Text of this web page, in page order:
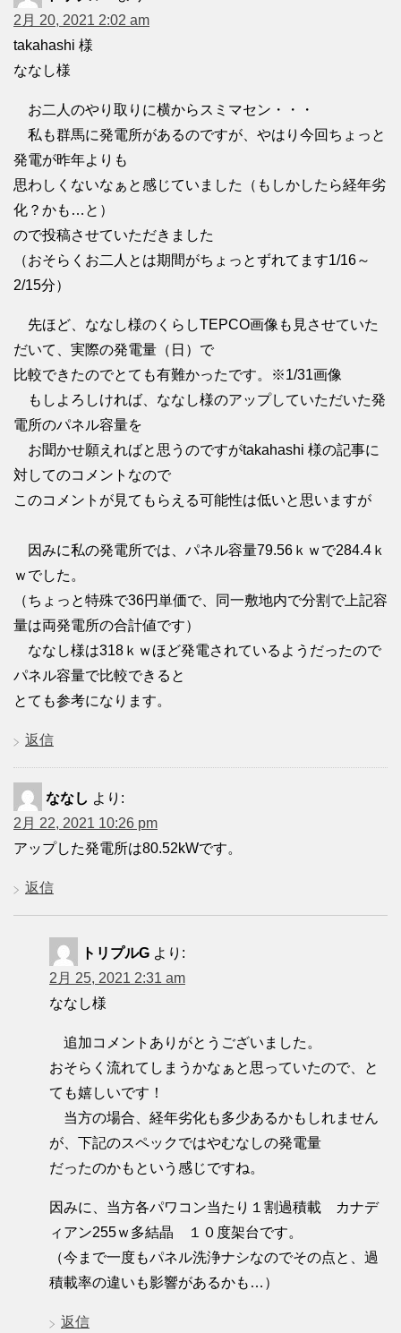
2月 20, 2021 2:02 am
takahashi 様
ななし様
お二人のやり取りに横からスミマセン・・・
私も群馬に発電所があるのですが、やはり今回ちょっと
発電が昨年よりも
思わしくないなぁと感じていました（もしかしたら経年劣
化？かも…と）
ので投稿させていただきました
（おそらくお二人とは期間がちょっとずれてます1/16～
2/15分）
先ほど、ななし様のくらしTEPCO画像も見させていた
だいて、実際の発電量（日）で
比較できたのでとても有難かったです。※1/31画像
もしよろしければ、ななし様のアップしていただいた発
電所のパネル容量を
お聞かせ願えればと思うのですがtakahashi 様の記事に
対してのコメントなので
このコメントが見てもらえる可能性は低いと思いますが
因みに私の発電所では、パネル容量79.56ｋｗで284.4ｋ
ｗでした。
（ちょっと特殊で36円単価で、同一敷地内で分割で上記容
量は両発電所の合計値です）
ななし様は318ｋｗほど発電されているようだったので
パネル容量で比較できると
とても参考になります。
返信
ななし より:
2月 22, 2021 10:26 pm
アップした発電所は80.52kWです。
返信
トリプルG より:
2月 25, 2021 2:31 am
ななし様
追加コメントありがとうございました。
おそらく流れてしまうかなぁと思っていたので、と
ても嬉しいです！
当方の場合、経年劣化も多少あるかもしれません
が、下記のスペックではやむなしの発電量
だったのかもという感じですね。
因みに、当方各パワコン当たり１割過積載 カナデ
ィアン255ｗ多結晶 １０度架台です。
（今まで一度もパネル洗浄ナシなのでその点と、過
積載率の違いも影響があるかも…）
返信